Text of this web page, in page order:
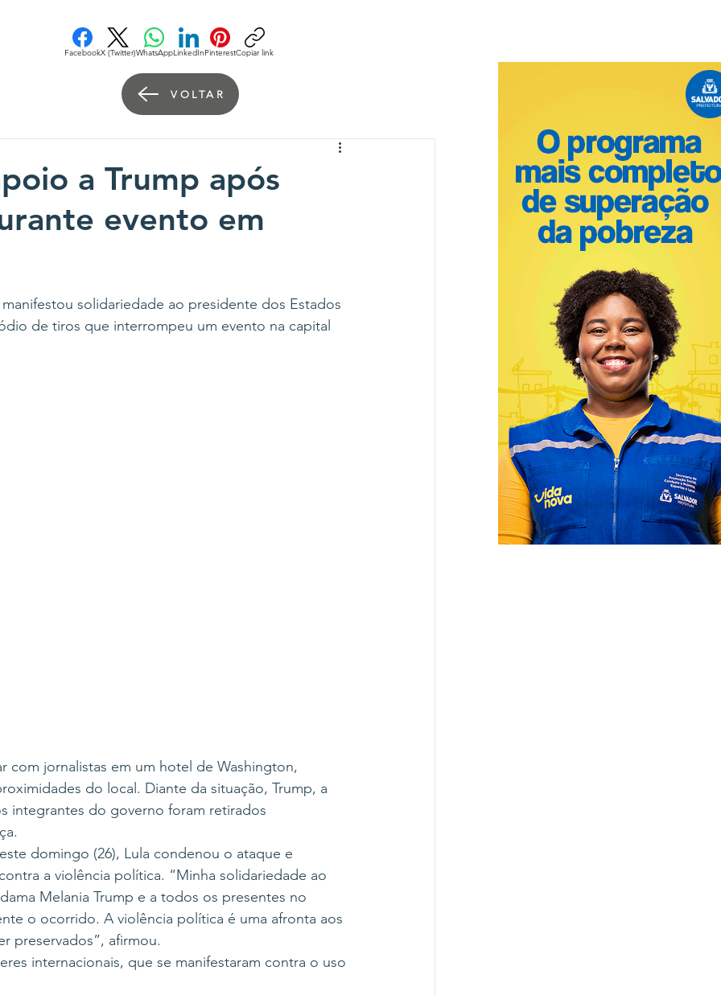
FacebookX (Twitter)WhatsAppLinkedInPinterestCopiar link
a Trump após
evento em
solidariedade ao presidente dos Estados
de tiros que interrompeu um evento na capital
com jornalistas em um hotel de Washington,
do local. Diante da situação, Trump, a
integrantes do governo foram retirados
domingo (26), Lula condenou o ataque e
a violência política. “Minha solidariedade ao
Melania Trump e a todos os presentes no
o ocorrido. A violência política é uma afronta aos
preservados”, afirmou.
internacionais, que se manifestaram contra o uso
VOLTAR